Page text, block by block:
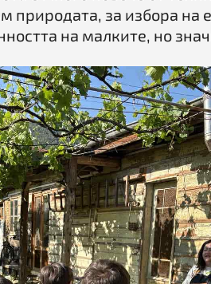
природата, за избора на
на малките, но